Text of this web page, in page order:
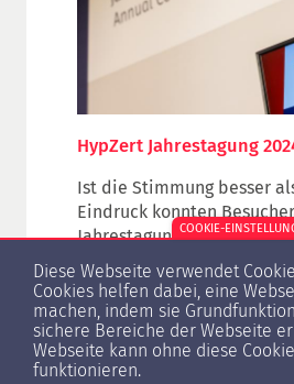
HypZert Jahrestagung
Ist die Stimmung besser
Eindruck konnten
Jahrestagung der HypZert
Wiesbaden durchaus
Immobilienpreise und
nach einer sehr langen
deutlich nachgegeben
Branchentreff für
COOKIE-
Diese Webseite verwendet
Cookies helfen dabei, eine
machen, indem sie
sichere Bereiche der Webseite
Webseite kann ohne diese
funktionieren.